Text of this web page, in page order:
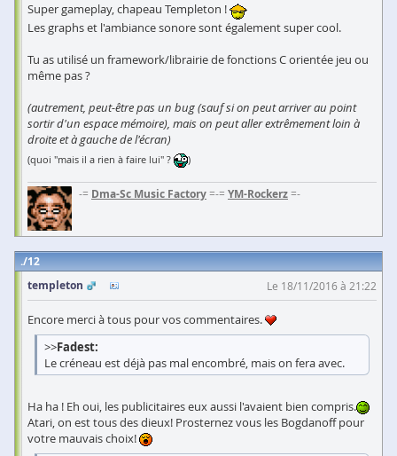
Super gameplay, chapeau Templeton !
Les graphs et l'ambiance sonore sont également super cool.
Tu as utilisé un framework/librairie de fonctions C orientée jeu ou
même pas ?
(autrement, peut-être pas un bug (sauf si on peut arriver au point
sortir d'un espace mémoire), mais on peut aller extrêmement loin à
droite et à gauche de l'écran)
(quoi "mais il a rien à faire lui" ? )
-= Dma-Sc Music Factory=-= YM-Rockerz=-
12
templeton
Le 18/11/2016 à 21:22
Encore merci à tous pour vos commentaires.
>>Fadest:
Le créneau est déjà pas mal encombré, mais on fera avec.
Ha ha ! Eh oui, les publicitaires eux aussi l'avaient bien compris.
Atari, on est tous des dieux! Prosternez vous les Bogdanoff pour
votre mauvais choix!